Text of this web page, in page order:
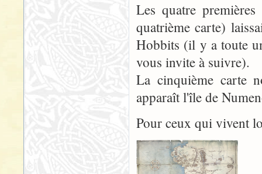
Les quatre
quatrième carte)
Hobbits (il y a toute
vous invite à suivre).
La cinquième carte
apparaît l'île de
Pour ceux qui vivent